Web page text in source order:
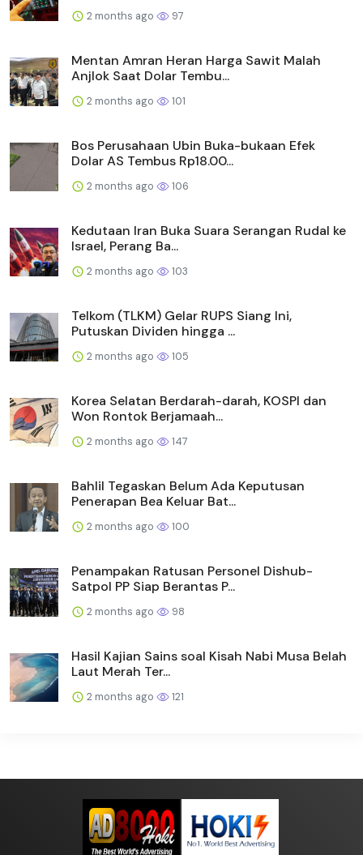
2 months ago 97
Mentan Amran Heran Harga Sawit Malah
Anjlok Saat Dolar Tembu...
2 months ago 101
Bos Perusahaan Ubin Buka-bukaan Efek
Dolar AS Tembus Rp18.00...
2 months ago 106
Kedutaan Iran Buka Suara Serangan Rudal ke
Israel, Perang Ba...
2 months ago 103
Telkom (TLKM) Gelar RUPS Siang Ini,
Putuskan Dividen hingga ...
2 months ago 105
Korea Selatan Berdarah-darah, KOSPI dan
Won Rontok Berjamaah...
2 months ago 147
Bahlil Tegaskan Belum Ada Keputusan
Penerapan Bea Keluar Bat...
2 months ago 100
Penampakan Ratusan Personel Dishub-
Satpol PP Siap Berantas P...
2 months ago 98
Hasil Kajian Sains soal Kisah Nabi Musa Belah
Laut Merah Ter...
2 months ago 121